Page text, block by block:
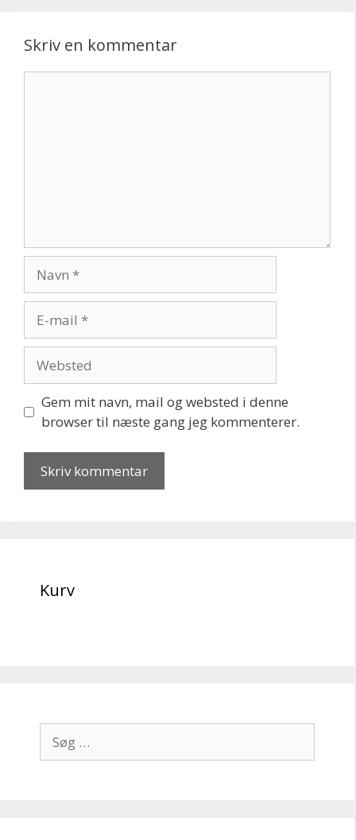
Skriv en kommentar
mail
Gem mit navn, mail og websted i denne
browser til næste gang jeg kommenterer.
Kurv
efter: